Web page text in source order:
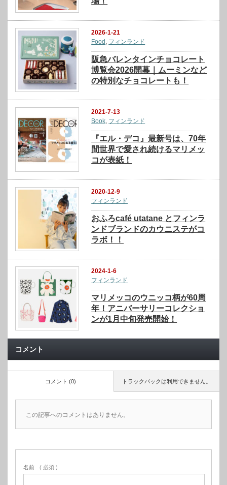
2026-1-21
Food フィンランド
阪急バレンタインチョコレート
博覧会2026開幕｜ムーミンなど
の特別なチョコレートも！
2021-7-13
Book, フィンランド
『エル・デコ』最新号は、70年
間世界で愛され続けるマリメッ
コが表紙！
2020-12-9
フィンランド
おふろcafé utatane とフィンラ
ンドブランドのカウニステがコ
ラボ！！
2024-1-6
フィンランド
マリメッコのウニッコ柄が60周
年！アニバーサリーコレクショ
ンが1月中旬発売開始！
コメント
トラックバックは利用できません。
コメント (0)
この記事へのコメントはありません。
名前 ( 必須 )